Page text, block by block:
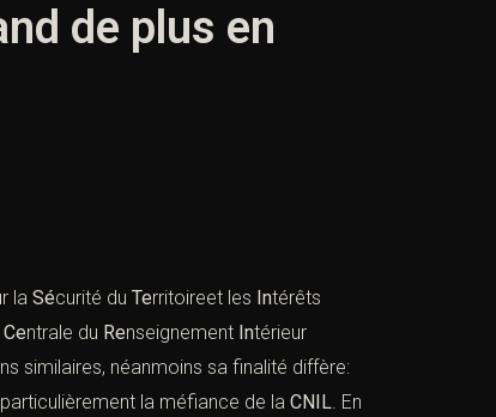
de plus en
la Sécurité du Territoireet les Intérêts
Centrale du Renseignement Intérieur
similaires, néanmoins sa finalité diffère:
la méfiance de la CNIL . En